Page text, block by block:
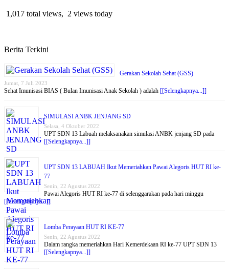
1,017 total views, 2 views today
Berita Terkini
Gerakan Sekolah Sehat (GSS)
Jumat, 7 Juli 2023
Sehat Imunisasi BIAS ( Bulan Imunisasi Anak Sekolah ) adalah [[Selengkapnya...]]
SIMULASI ANBK JENJANG SD
Selasa, 4 Oktober 2022
UPT SDN 13 Labuah melaksanakan simulasi ANBK jenjang SD pada
[[Selengkapnya...]]
UPT SDN 13 LABUAH Ikut Memeriahkan Pawai Alegoris HUT RI ke-
77
Senin, 22 Agustus 2022
Pawai Alegoris HUT RI ke-77 di selenggarakan pada hari minggu
[[Selengkapnya...]]
Lomba Perayaan HUT RI KE-77
Senin, 22 Agustus 2022
Dalam rangka memeriahkan Hari Kemerdekaan RI ke-77 UPT SDN 13
[[Selengkapnya...]]